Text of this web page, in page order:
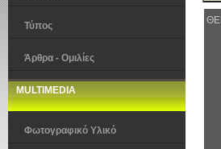
Τύπος
Άρθρα - Ομιλίες
MULTIMEDIA
Φωτογραφικό Υλικό